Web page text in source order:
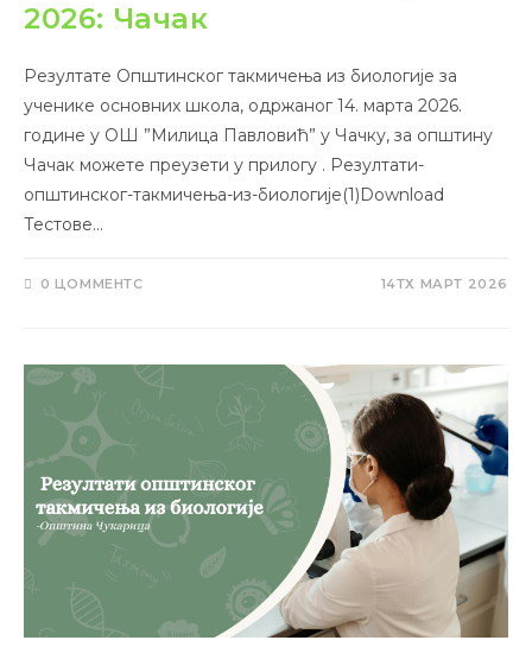
2026: Чачак
Резултате Општинског такмичења из биологије за
ученике основних школа, одржаног 14. марта 2026.
године у ОШ ”Милица Павловић” у Чачку, за општину
Чачак можете преузети у прилогу . Резултати-
општинског-такмичења-из-биологије(1)Download
Тестове…
0 ЦОММЕНТС 14ТХ МАРТ 2026